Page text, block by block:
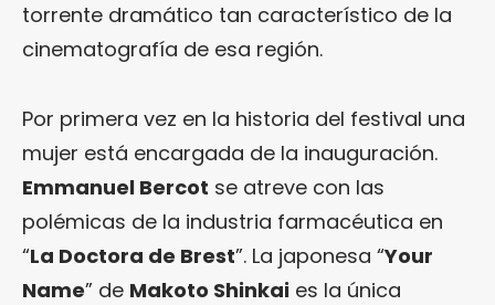
torrente dramático tan característico de la
cinematografía de esa región.
Por primera vez en la historia del festival una
mujer está encargada de la inauguración.
Emmanuel Bercot se atreve con las
polémicas de la industria farmacéutica en
“La Doctora de Brest”. La japonesa “Your
Name” de Makoto Shinkai es la única